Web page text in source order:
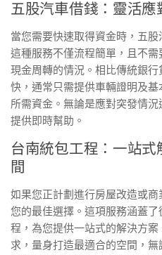
五股汽車借錢：靈活
當您需要快速取得資金時，五
這種服務不僅流程簡單，且不
現金周轉的情況。相比傳統銀
快，通常只需提供車輛證明及
所需資金。無論是應對突發情
提供即時幫助。
台南統包工程：一站
間
如果您正計劃進行房屋改造或
您的最佳選擇。這項服務涵蓋
程，為您提供一站式的解決方
求，量身打造最適合的空間，無